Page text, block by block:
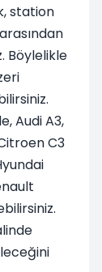
station
Böylelikle
Audi A3,
C3